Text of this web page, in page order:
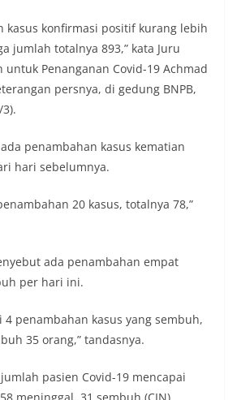
kasus konfirmasi positif kurang lebih
jumlah totalnya 893,” kata Juru
untuk Penanganan Covid-19 Achmad
persnya, di gedung BNPB,
penambahan kasus kematian
hari sebelumnya.
20 kasus, totalnya 78,”
ada penambahan empat
per hari ini.
4 penambahan kasus yang sembuh,
35 orang,” tandasnya.
pasien Covid-19 mencapai